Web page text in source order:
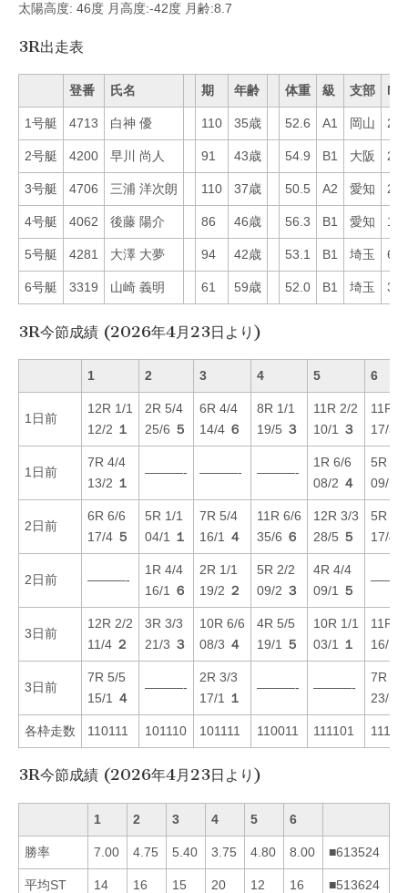
太陽高度: 46度 月高度:-42度 月齢:8.7
3R出走表
登番 氏名 期 年齢 体重 級 支部 Mo
1号艇 4713 白神 優 110 35歳 52.6 A1 岡山 2
2号艇 4200 早川 尚人 91 43歳 54.9 B1 大阪 24
3号艇 4706 三浦 洋次朗 110 37歳 50.5 A2 愛知 26
4号艇 4062 後藤 陽介 86 46歳 56.3 B1 愛知 19
5号艇 4281 大澤 大夢 94 42歳 53.1 B1 埼玉 60
6号艇 3319 山崎 義明 61 59歳 52.0 B1 埼玉 32
3R今節成績 (2026年4月23日より)
1 2 3 4 5 6
1日前
12R 1/1
12/2 １
2R 5/4
25/6 ５
6R 4/4
14/4 ６
8R 1/1
19/5 ３
11R 2/2
10/1
３
11R
17/5
1日前
7R 4/4
13/2 １
———- ———- ———-
1R 6/6
08/2 ４
5R 3/3
09/1
2日前
6R 6/6
17/4 ５
5R 1/1
04/1
１
7R 5/4
16/1
４
11R 6/6
35/6 ６
12R 3/3
28/5 ５
5R 4/4
17/4
2日前 ———-
1R 4/4
16/1
６
2R 1/1
19/2 ２
5R 2/2
09/2 ３
4R 4/4
09/1
５
3日前
12R 2/2
11/4 ２
3R 3/3
21/3 ３
10R 6/6
08/3 ４
4R 5/5
19/1
５
10R 1/1
03/1
１
11R
16/1
3日前
7R 5/5
15/1
４
———-
2R 3/3
17/1
１
———- ———-
7R 2/2
23/5
各枠走数 110111 101110 101111 110011 111101
3R今節成績 (2026年4月23日より)
1 2 3 4 5 6
勝率 7.00 4.75 5.40 3.75 4.80 8.00 ■613524
平均ST 14 16 15 20 12 16 ■513624